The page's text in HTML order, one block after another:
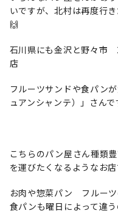
いですが、北村は再度行
🙌
石川県にも金沢と野々市
店
フルーツサンドや食パン
ュアンシャンテ）」さんで
こちらのパン屋さん種類
を運びたくなるようなお
お肉や惣菜パン フルー
食パンも曜日によって違